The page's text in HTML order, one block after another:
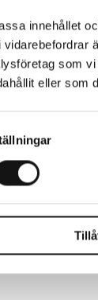
innehållet
som
eller